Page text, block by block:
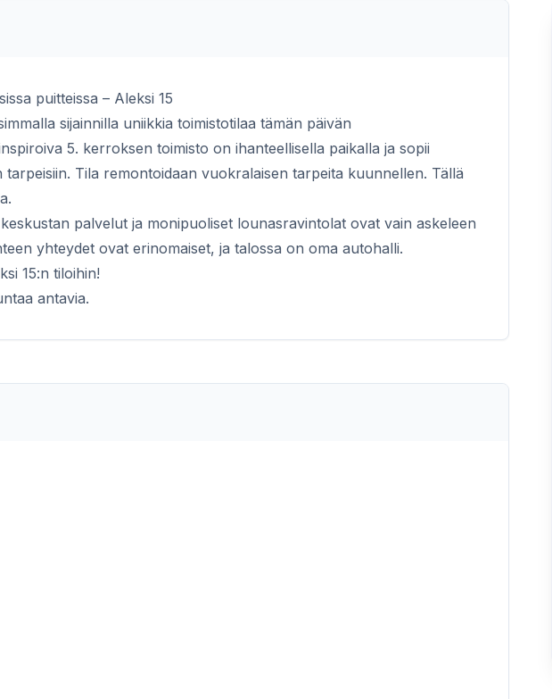
puitteissa – Aleksi 15
sijainnilla uniikkia toimistotilaa tämän päivän
5. kerroksen toimisto on ihanteellisella paikalla ja sopii
tarpeisiin. Tila remontoidaan vuokralaisen tarpeita kuunnellen. Tällä
palvelut ja monipuoliset lounasravintolat ovat vain askeleen
yhteydet ovat erinomaiset, ja talossa on oma autohalli.
15:n tiloihin!
antavia.